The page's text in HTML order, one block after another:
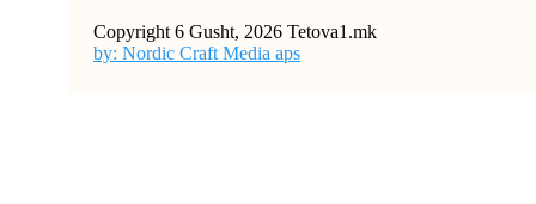
Copyright 6 Gusht, 2026 Tetova1.mk
by: Nordic Craft Media aps